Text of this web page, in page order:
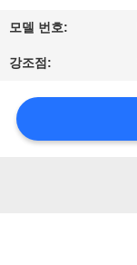
여
행
품
모델 번호:
강조점: